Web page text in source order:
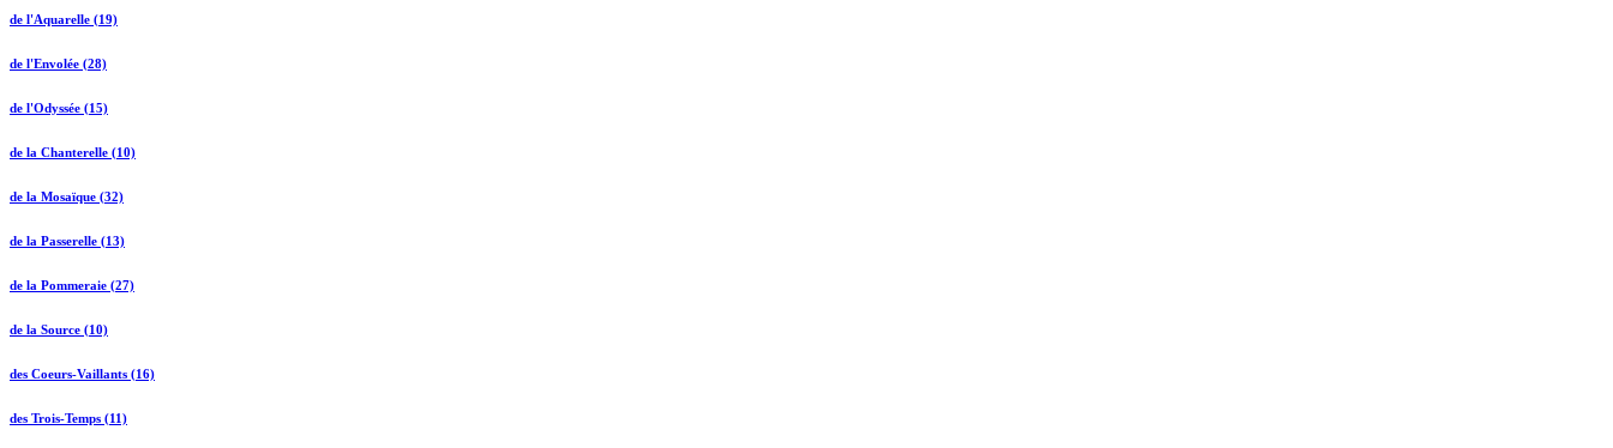
de l'Aquarelle (19)
de l'Envolée (28)
de l'Odyssée (15)
de la Chanterelle (10)
de la Mosaïque (32)
de la Passerelle (13)
de la Pommeraie (27)
de la Source (10)
des Coeurs-Vaillants (16)
des Trois-Temps (11)